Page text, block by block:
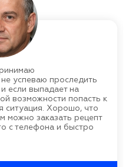
успеваю проследить
если выпадает на
возможности попасть к
ситуация. Хорошо, что
можно заказать рецепт
с телефона и быстро